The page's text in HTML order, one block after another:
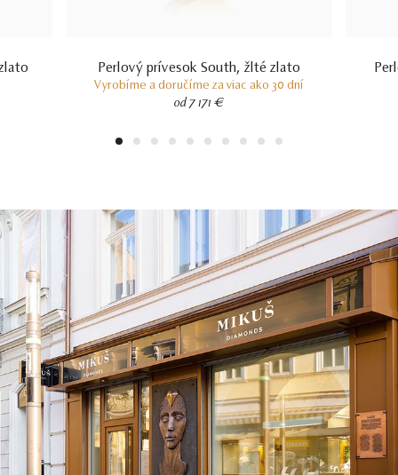
Perlový prívesok South, žlté zlato
Vyrobíme a doručíme za viac ako 30 dní
od 7 171 €
1 2 3 4 5 6 7 8 9 10